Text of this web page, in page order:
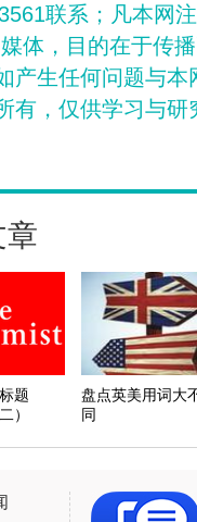
联系；凡本网
体，目的在于传
产生任何问题与
有，仅供学习与
章
题
）
盘点英美用词大
同